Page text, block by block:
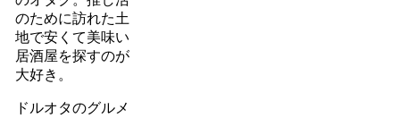
のために訪れた土
地で安くて美味い
居酒屋を探すのが
大好き。
ドルオタのグルメ